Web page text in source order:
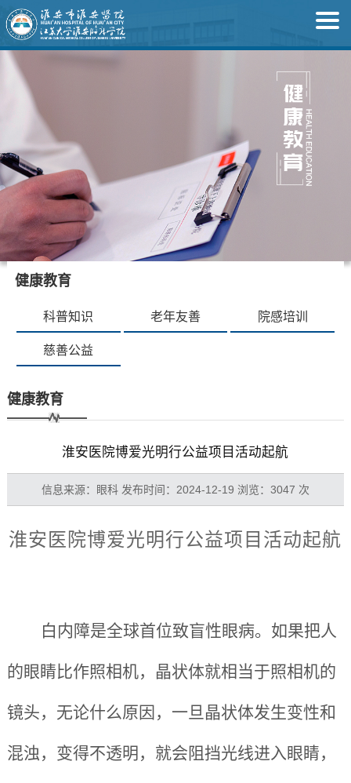
健康教育
科普知识 老年友善 院感培训
慈善公益
健康教育
淮安医院博爱光明行公益项目活动起航
信息来源：眼科 发布时间：2024-12-19 浏览：3047 次
淮安医院博爱光明行公益项目活动起航
白内障是全球首位致盲性眼病。如果把人
的眼睛比作照相机，晶状体就相当于照相机的
镜头，无论什么原因，一旦晶状体发生变性和
混浊，变得不透明，就会阻挡光线进入眼睛，